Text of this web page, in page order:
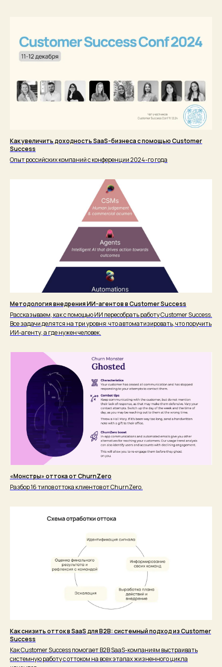
Как увеличить доходность SaaS-бизнеса с помощью Customer
Success
Опыт российских компаний с конференции 2024-го года
Методология внедрения ИИ-агентов в Customer Success
Рассказываем, как с помощью ИИ пересобрать работу Customer Success.
Все задачи делятся на три уровня: что автоматизировать, что поручить
ИИ-агенту, а где нужен человек.
«Монстры» оттока от ChurnZero
Разбор 16 типов оттока клиентов от ChurnZero.
Как снизить отток в SaaS для B2B: системный подход из Customer
Success
Как Customer Success помогает B2B SaaS-компаниям выстраивать
системную работу с оттоком на всех этапах жизненного цикла